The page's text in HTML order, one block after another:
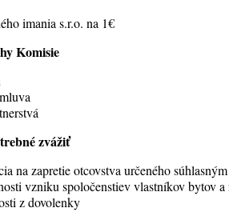
imania s.r.o. na 1€
Komisie
zvážiť
na zapretie otcovstva určeného
vzniku spoločenstiev vlastníkov bytov
z dovolenky